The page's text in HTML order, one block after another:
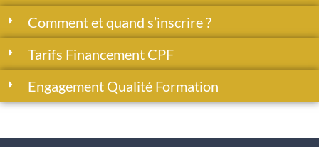
Comment et quand s’inscrire ?
Tarifs Financement CPF
Engagement Qualité Formation